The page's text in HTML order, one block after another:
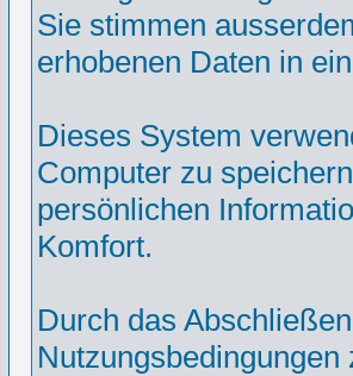
Sie stimmen
erhobenen Daten in
Dieses System
Computer zu
persönlichen
Komfort.
Durch das
Nutzungsbedingungen